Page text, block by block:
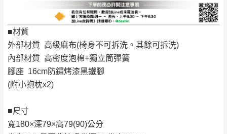
■材質
外部材質 高級麻布(椅身不可拆洗。其餘可拆洗)
內部材質 高密度泡棉+獨立筒彈簧
腳座 16cm防鏽烤漆黑鐵腳
(附小抱枕x2)
■尺寸
寬180×深79×高79(90)公分
台北市、新北市地區固定每周(三)、(日)兩天收送貨
暫無配送地區：彰化、南投、雲林、嘉義、台南、高
雄、屏東、宜蘭、 花蓮、台東、金門、馬祖、澎湖地區
（可於LINE線上詢問 →
加收說明
皆由本站負責，所有退回及換貨之商品必須
是全新狀態且完整包裝，床墊、床包、枕頭
包裝、廠商紙及所有附隨文件或資料之完整
性)，若未依照上述方式處理，恕無法接受退
貨。
由於透過電腦螢幕選購商品，可能會因個人
退換貨，需自付來回運費及人資成本